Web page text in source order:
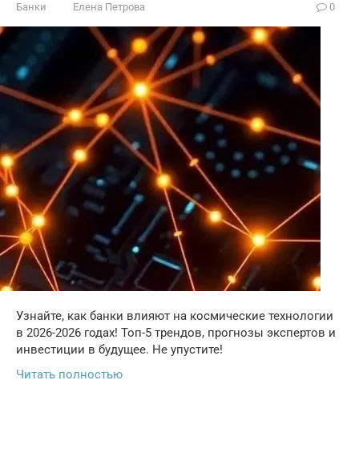
Банки Елена Петрова 0
Узнайте, как банки влияют на космические технологии
в 2026-2026 годах! Топ-5 трендов, прогнозы экспертов и
инвестиции в будущее. Не упустите!
Читать полностью